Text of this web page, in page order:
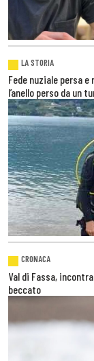
LA STORIA
Fede nuziale persa
l’anello perso da un
CRONACA
Val di Fassa,
beccato